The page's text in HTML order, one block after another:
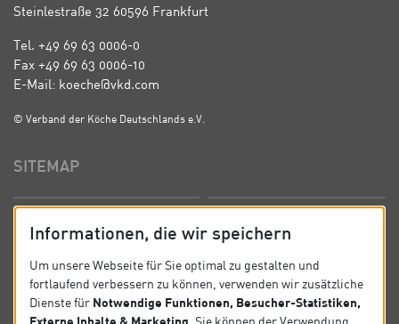
Steinlestraße 32 60596 Frankfurt
Tel. +49 69 63 0006-0
Fax +49 69 63 0006-10
E-Mail: koeche@vkd.com
© Verband der Köche Deutschlands e.V.
SITEMAP
News Kontakt
Informationen, die wir speichern
Um unsere Webseite für Sie optimal zu gestalten und
fortlaufend verbessern zu können, verwenden wir zusätzliche
Dienste für Notwendige Funktionen, Besucher-Statistiken,
Externe Inhalte & Marketing . Sie können der Verwendung